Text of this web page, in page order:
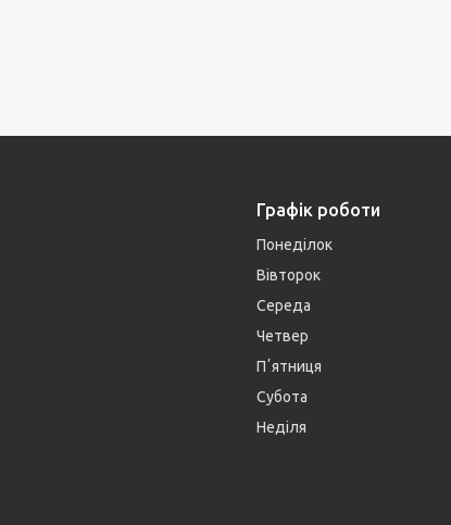
Графік роботи
Понеділок
Вівторок
Середа
Четвер
Пʼятниця
Субота
Неділя